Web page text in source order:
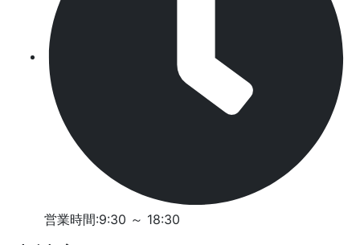
営業時間:9:30 ～ 18:30